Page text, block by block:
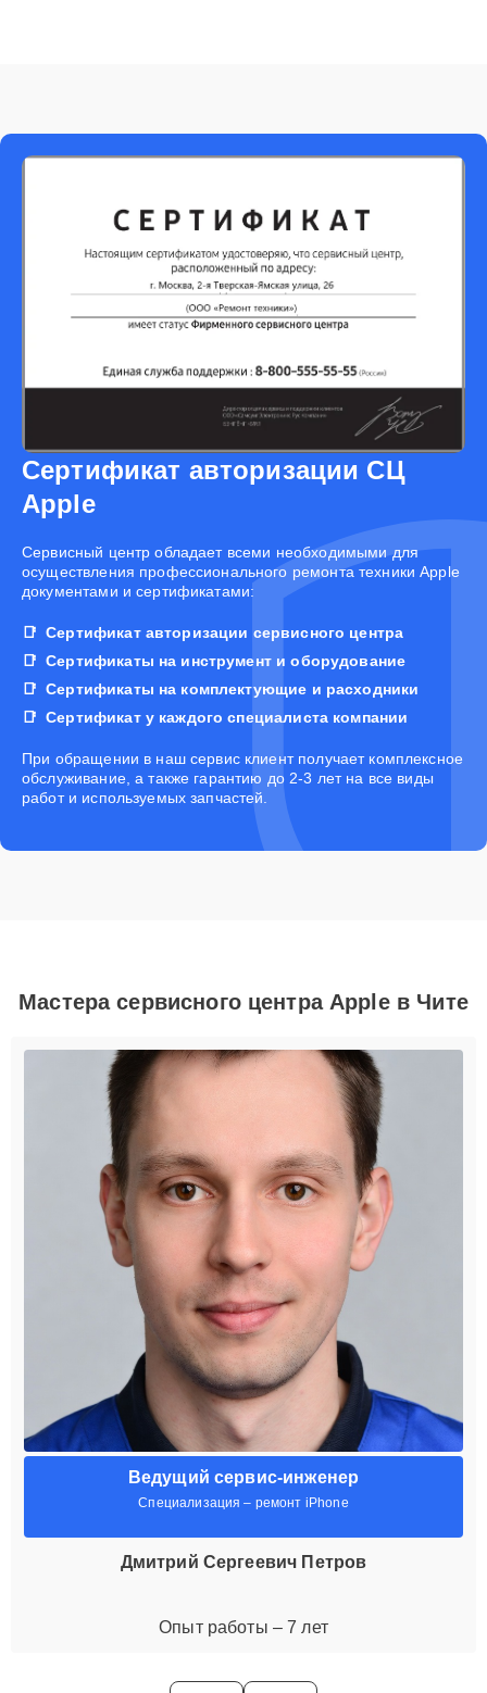
Сертификат авторизации СЦ
Apple
Cервисный центр обладает всеми необходимыми для
осуществления профессионального ремонта техники Apple
документами и сертификатами:
Сертификат авторизации сервисного центра
Сертификаты на инструмент и оборудование
Сертификаты на комплектующие и расходники
Сертификат у каждого специалиста компании
При обращении в наш сервис клиент получает комплексное
обслуживание, а также гарантию до 2-3 лет на все виды
работ и используемых запчастей.
Мастера сервисного центра Apple в Чите
Ведущий сервис-инженер
Специализация – ремонт iPhone
Дмитрий Сергеевич Петров
Опыт работы – 7 лет